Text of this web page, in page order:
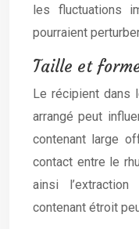
les fluctuations
pourraient
Taille et
Le récipient dans
arrangé peut
contenant large
contact entre le
ainsi
contenant étroit